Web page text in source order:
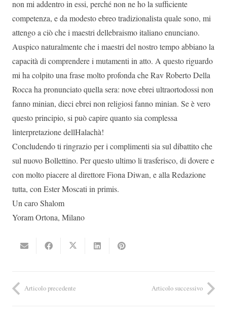
non mi addentro in essi, perché non ne ho la sufficiente
competenza, e da modesto ebreo tradizionalista quale sono, mi
attengo a ciò che i maestri dellebraismo italiano enunciano.
Auspico naturalmente che i maestri del nostro tempo abbiano la
capacità di comprendere i mutamenti in atto. A questo riguardo
mi ha colpito una frase molto profonda che Rav Roberto Della
Rocca ha pronunciato quella sera: nove ebrei ultraortodossi non
fanno minian, dieci ebrei non religiosi fanno minian. Se è vero
questo principio, si può capire quanto sia complessa
linterpretazione dellHalachà!
Concludendo ti ringrazio per i complimenti sia sul dibattito che
sul nuovo Bollettino. Per questo ultimo li trasferisco, di dovere e
con molto piacere al direttore Fiona Diwan, e alla Redazione
tutta, con Ester Moscati in primis.
Un caro Shalom
Yoram Ortona, Milano
Articolo precedente Articolo successivo